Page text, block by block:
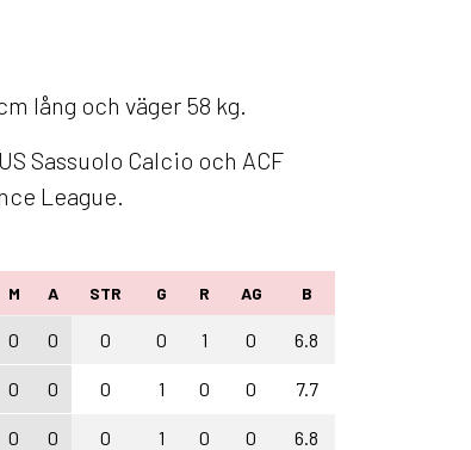
lång och väger 58 kg.
Sassuolo Calcio och ACF
League.
M A STR G R AG B
0 0 0 0 1 0 6.8
0 0 0 1 0 0 7.7
0 0 0 1 0 0 6.8